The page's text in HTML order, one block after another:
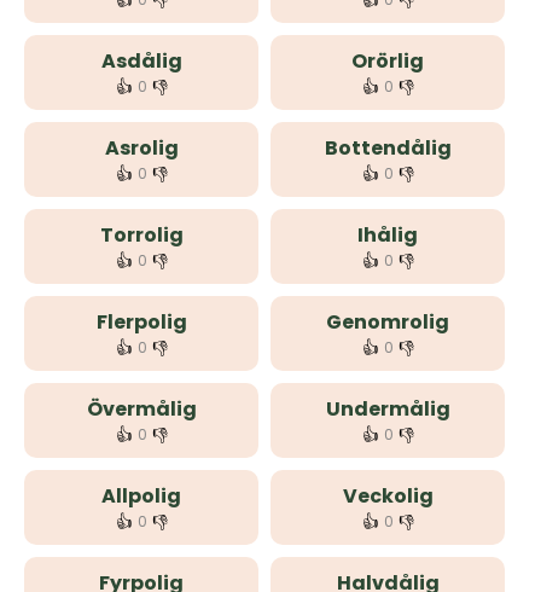
Asdålig
👍 0 👎
Orörlig
👍 0 👎
Asrolig
👍 0 👎
Bottendålig
👍 0 👎
Torrolig
👍 0 👎
Ihålig
👍 0 👎
Flerpolig
👍 0 👎
Genomrolig
👍 0 👎
Övermålig
👍 0 👎
Undermålig
👍 0 👎
Allpolig
👍 0 👎
Veckolig
👍 0 👎
Fyrpolig Halvdålig